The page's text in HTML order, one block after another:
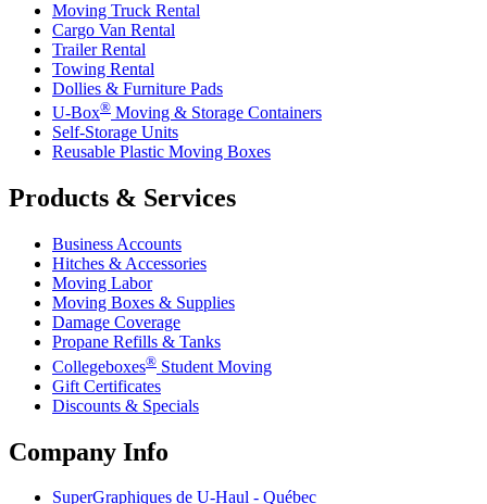
Moving Truck Rental
Cargo Van Rental
Trailer Rental
Towing Rental
Dollies & Furniture Pads
U-Box® Moving & Storage Containers
Self-Storage Units
Reusable Plastic Moving Boxes
Products & Services
Business Accounts
Hitches & Accessories
Moving Labor
Moving Boxes & Supplies
Damage Coverage
Propane Refills & Tanks
Collegeboxes® Student Moving
Gift Certificates
Discounts & Specials
Company Info
SuperGraphiques de U-Haul - Québec